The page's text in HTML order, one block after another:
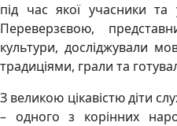
під час якої учасники
Переверзєвою,
культури, досліджували
традиціями, грали та
З великою цікавістю діти
– одного з корінних